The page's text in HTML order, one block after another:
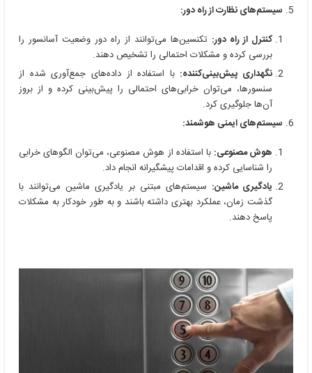
سیستم‌های نظارت از راه دور:
کنترل از راه دور: تکنسین‌ها می‌توانند از راه دور وضعیت آسانسور را
بررسی کرده و مشکلات احتمالی را تشخیص دهند.
نگهداری پیش‌بینی‌کننده: با استفاده از داده‌های جمع‌آوری شده از
سنسورها، می‌توان خرابی‌های احتمالی را پیش‌بینی کرده و از بروز
آن‌ها جلوگیری کرد.
سیستم‌های ایمنی هوشمند:
هوش مصنوعی: با استفاده از هوش مصنوعی، می‌توان الگوهای خرابی
را شناسایی کرده و اقدامات پیشگیرانه انجام داد.
یادگیری ماشین: سیستم‌های مبتنی بر یادگیری ماشین می‌توانند با
گذشت زمان، عملکرد بهتری داشته باشند و به طور خودکار به مشکلات
پاسخ دهند.